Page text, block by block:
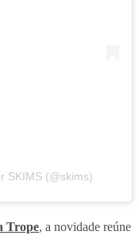
SKIMS (@skims)
Trope, a novidade reúne